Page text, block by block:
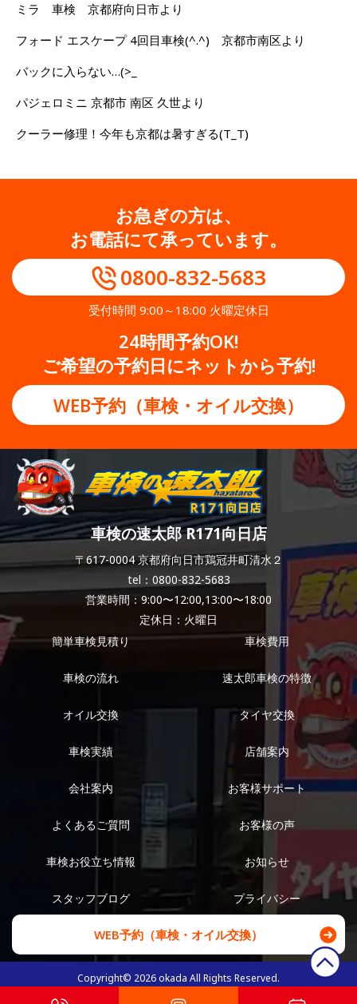
ミラ 車検 京都府向日市より
フォード エスケープ 4回目車検(^.^) 京都市南区より
バックに入らない…(>_
パジェロミニ 京都市 南区 久世より
クーラー修理！今年も京都は暑すぎる(T_T)
お急ぎの方は、
お電話にて承っています。
0800-832-5683
受付時間 9:00～18:00 火曜定休日
24時間予約OK!
ご希望の予約日にネットから予約!
WEB予約（車検・オイル交換）
車検の速太郎 R171向日店
〒617-0004 京都府向日市鶏冠井町清水２
tel：0800-832-5683
営業時間：9:00〜12:00,13:00〜18:00
定休日：火曜日
簡単車検見積り
車検費用
車検の流れ 速太郎車検の特徴
オイル交換 タイヤ交換
車検実績 店舗案内
会社案内 お客様サポート
よくあるご質問 お客様の声
車検お役立ち情報 お知らせ
スタッフブログ プライバシー
WEB予約（車検・オイル交換）
Copyright© 2026okada All Rights Reserved.